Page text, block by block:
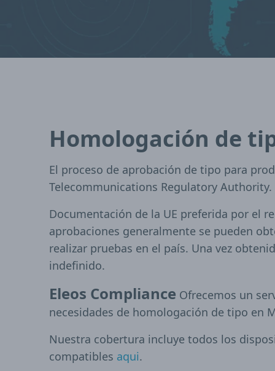
Homologación de
El proceso de aprobación de tipo para
Telecommunications Regulatory Authority.
Documentación de la UE preferida por el
aprobaciones generalmente se pueden
realizar pruebas en el país. Una vez
indefinido.
Eleos Compliance Ofrecemos un
necesidades de homologación de tipo en
Nuestra cobertura incluye todos los
compatibles aqui.